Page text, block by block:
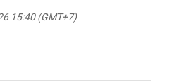
15:40 (GMT+7)